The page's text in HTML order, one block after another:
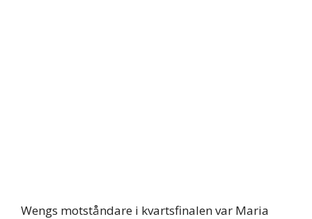
Wengs motståndare i kvartsfinalen var Maria